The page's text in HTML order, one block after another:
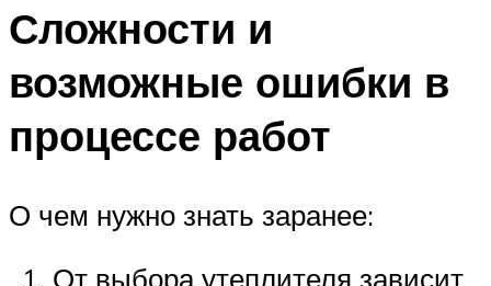
Сложности и
возможные ошибки в
процессе работ
О чем нужно знать заранее:
От выбора утеплителя зависит